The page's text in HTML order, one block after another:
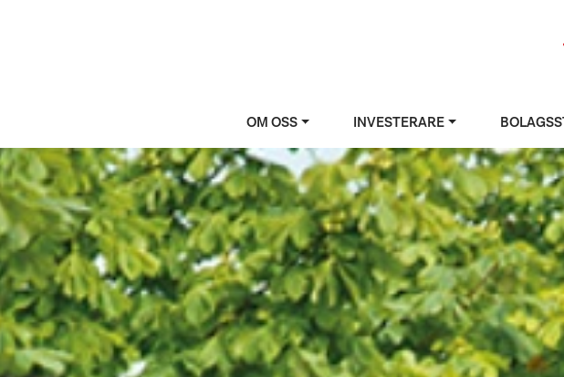
OM OSS INVESTERARE